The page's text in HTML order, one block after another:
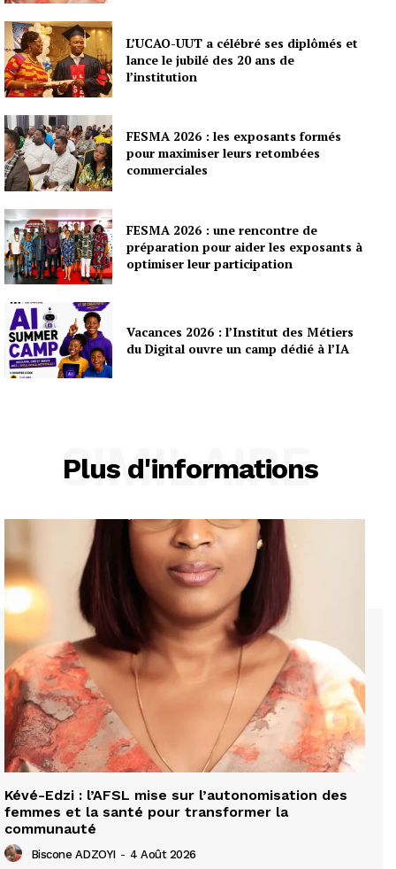
L’UCAO-UUT a célébré ses diplômés et
lance le jubilé des 20 ans de
l’institution
FESMA 2026 : les exposants formés
pour maximiser leurs retombées
commerciales
FESMA 2026 : une rencontre de
préparation pour aider les exposants à
optimiser leur participation
Vacances 2026 : l’Institut des Métiers
du Digital ouvre un camp dédié à l’IA
Plus d'informations
SIMILAIRE
Kévé-Edzi : l’AFSL mise sur l’autonomisation des
femmes et la santé pour transformer la
communauté
Biscone ADZOYI - 4 Août 2026